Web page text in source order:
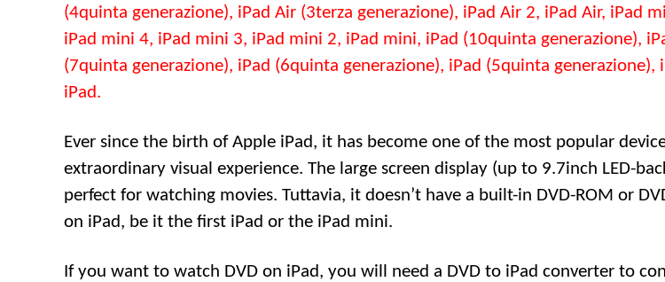
(4quinta generazione), iPad Air (3terza generazione), iPad Air 2, iPad Air, iPad
iPad mini 4, iPad mini 3, iPad mini 2, iPad mini, iPad (10quinta generazione),
(7quinta generazione), iPad (6quinta generazione), iPad (5quinta
iPad.
Ever since the birth of Apple iPad, it has become one of the most popular
extraordinary visual experience. The large screen display (up to 9.7inch LED-
perfect for watching movies. Tuttavia, it doesn’t have a built-in DVD-ROM or
on iPad, be it the first iPad or the iPad mini.
If you want to watch DVD on iPad, you will need a DVD to iPad converter to